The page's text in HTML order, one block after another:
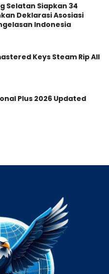
Selatan Siapkan 34
Deklarasi Asosiasi
Indonesia
Keys Steam Rip All
Plus 2026 Updated